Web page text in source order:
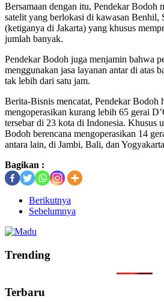
Bersamaan dengan itu, Pendekar Bodoh
satelit yang berlokasi di kawasan Benhil,
(ketiganya di Jakarta) yang khusus
jumlah banyak.
Pendekar Bodoh juga menjamin bahwa
menggunakan jasa layanan antar di atas
tak lebih dari satu jam.
Berita-Bisnis mencatat, Pendekar Bodoh
mengoperasikan kurang lebih 65 gerai
tersebar di 23 kota di Indonesia. Khusus
Bodoh berencana mengoperasikan 14
antara lain, di Jambi, Bali, dan
Bagikan :
Berikutnya
Sebelumnya
Trending
Terbaru